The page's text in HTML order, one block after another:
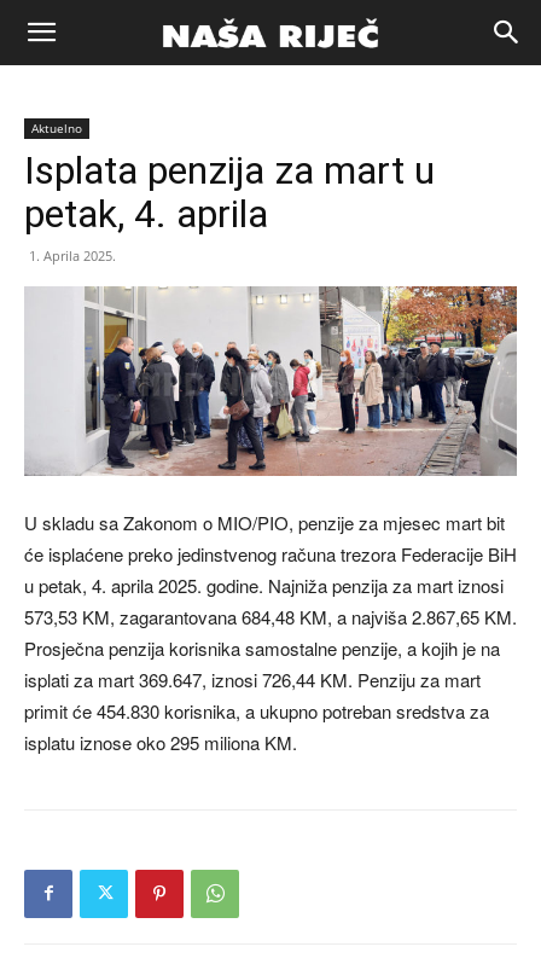
Naša
riječ
Zenica
Aktuelno
Isplata penzija za mart u
petak, 4. aprila
1. Aprila 2025.
U skladu sa Zakonom o MIO/PIO, penzije za mjesec mart bit
će isplaćene preko jedinstvenog računa trezora Federacije BiH
u petak, 4. aprila 2025. godine. Najniža penzija za mart iznosi
573,53 KM, zagarantovana 684,48 KM, a najviša 2.867,65 KM.
Prosječna penzija korisnika samostalne penzije, a kojih je na
isplati za mart 369.647, iznosi 726,44 KM. Penziju za mart
primit će 454.830 korisnika, a ukupno potreban sredstva za
isplatu iznose oko 295 miliona KM.